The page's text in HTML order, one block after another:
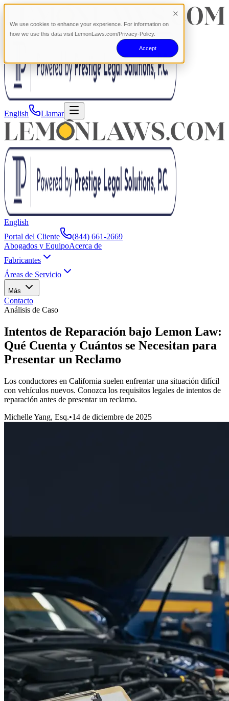
We use cookies to enhance your experience. For information on
how we use this data visit LemonLaws.com/Privacy-Policy.
Accept
English Llamar
English
Portal del Cliente
(844) 661-2669
Abogados y EquipoAcerca de
Fabricantes
Áreas de Servicio
Más
Contacto
Análisis de Caso
Intentos de Reparación bajo Lemon Law:
Qué Cuenta y Cuántos se Necesitan para
Presentar un Reclamo
Los conductores en California suelen enfrentar una situación difícil
con vehículos nuevos. Conozca los requisitos legales de intentos de
reparación antes de presentar un reclamo.
Michelle Yang, Esq.•14 de diciembre de 2025